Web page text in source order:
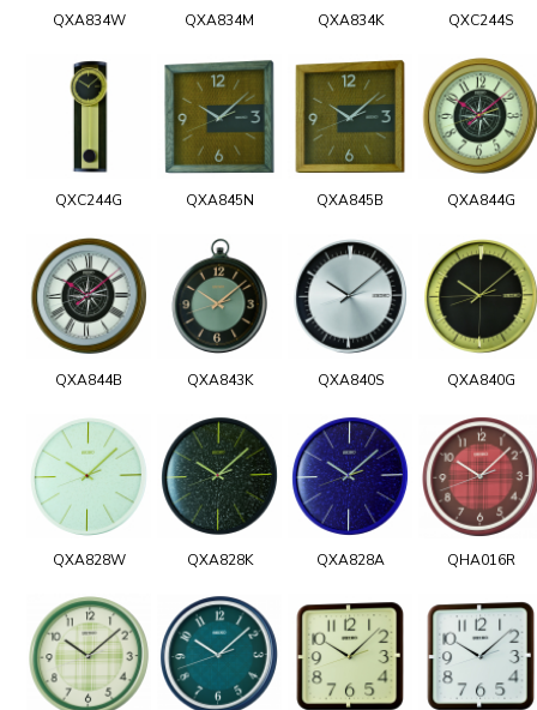
QXA834W QXA834M QXA834K QXC244S
QXC244G QXA845N QXA845B QXA844G
QXA844B QXA843K QXA840S QXA840G
QXA828W QXA828K QXA828A QHA016R